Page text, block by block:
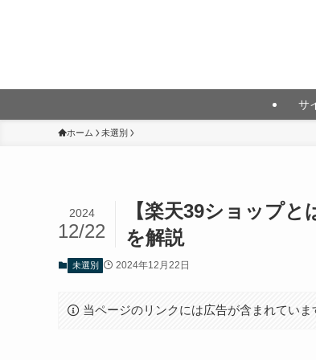
サ
ホーム 未選別
【楽天39ショップ
を解説
2024
12/22
未選別 2024年12月22日
当ページのリンクには広告が含まれていま